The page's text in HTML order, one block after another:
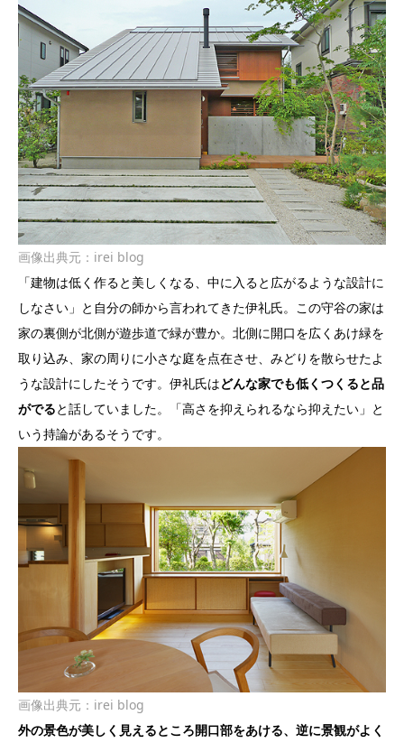
画像出典元： irei blog
「建物は低く作ると美しくなる、中に入ると広がるような設計に
しなさい」と自分の師から言われてきた伊礼氏。この守谷の家は
家の裏側が北側が遊歩道で緑が豊か。北側に開口を広くあけ緑を
取り込み、家の周りに小さな庭を点在させ、みどりを散らせたよ
うな設計にしたそうです。伊礼氏はどんな家でも低くつくると品
がでると話していました。「高さを抑えられるなら抑えたい」と
いう持論があるそうです。
画像出典元： irei blog
外の景色が美しく見えるところ開口部をあける、逆に景観がよく